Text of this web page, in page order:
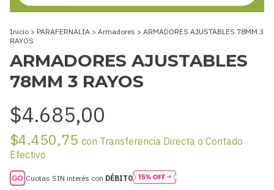
Inicio > PARAFERNALIA > Armadores > ARMADORES AJUSTABLES 78MM 3
RAYOS
ARMADORES AJUSTABLES
78MM 3 RAYOS
$4.685,00
$4.450,75 con Transferencia Directa o Contado
Efectivo
Cuotas SIN interés con DÉBITO